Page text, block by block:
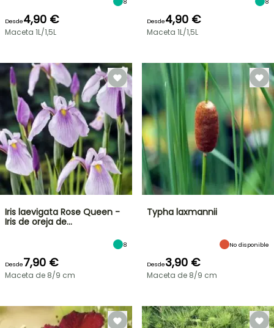
Desde4,90 €
Maceta 1L/1,5L
Desde4,90 €
Maceta 1L/1,5L
Iris laevigata Rose Queen -
Iris de oreja de…
8
Desde7,90 €
Maceta de 8/9 cm
Typha laxmannii
No disponible
Desde3,90 €
Maceta de 8/9 cm